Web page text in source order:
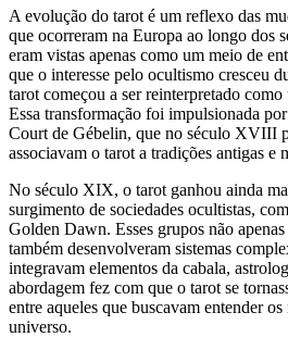
A evolução do tarot é um reflexo das
que ocorreram na Europa ao longo dos
eram vistas apenas como um meio de
que o interesse pelo ocultismo cresceu
tarot começou a ser reinterpretado
Essa transformação foi impulsionada
Court de Gébelin, que no século XVIII
associavam o tarot a tradições antigas e
No século XIX, o tarot ganhou ainda
surgimento de sociedades ocultistas,
Golden Dawn. Esses grupos não apenas
também desenvolveram sistemas
integravam elementos da cabala,
abordagem fez com que o tarot se
entre aqueles que buscavam entender
universo.